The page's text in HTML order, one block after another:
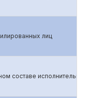
лиц
составе